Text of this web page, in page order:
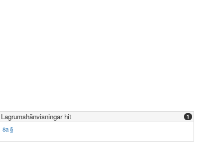
Lagrumshänvisningar hit 1
8a §